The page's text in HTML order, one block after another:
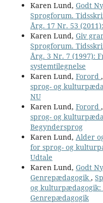
Karen Lund, Godt
Sprogforum.
Årg. 17 Nr. 53
Karen Lund, Giv
Sprogforum.
Årg. 3 Nr. 7 (1997):
systemtilegnelse
Karen Lund, Forord ,
sprog- og
NU
Karen Lund, Forord ,
sprog- og
Begyndersprog
Karen Lund, Alder
for sprog- og
Udtale
Karen Lund, Godt
Genrepædagogik ,
og kulturpædagogik:
Genrepædagogik